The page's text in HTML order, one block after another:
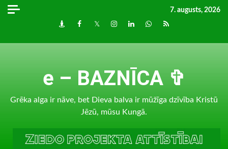
Skip
7. augusts, 2026
DraugiemFacebook
TwitterInstagram
LinkedInwhatsapp
RSS
e – BAZNĪCA ✞
Grēka alga ir nāve, bet Dieva balva ir mūžīga dzīvība Kristū
Jēzū, mūsu Kungā.